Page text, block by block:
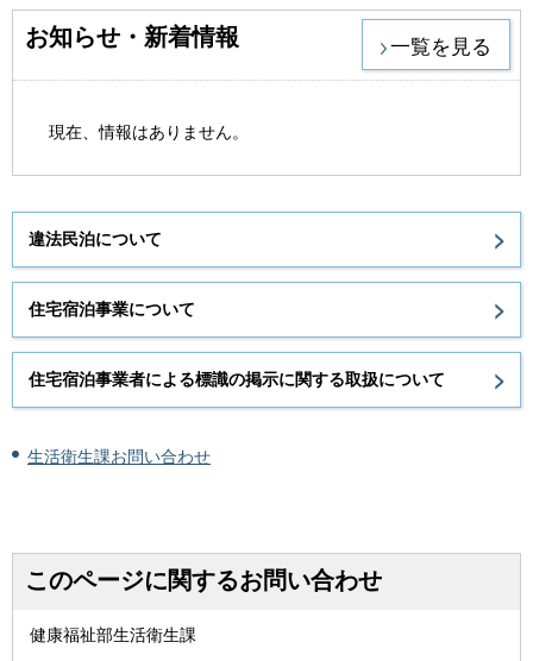
お知らせ・新着情報 一覧を見る
現在、情報はありません。
違法民泊について
住宅宿泊事業について
住宅宿泊事業者による標識の掲示に関する取扱について
生活衛生課お問い合わせ
このページに関するお問い合わせ
健康福祉部生活衛生課